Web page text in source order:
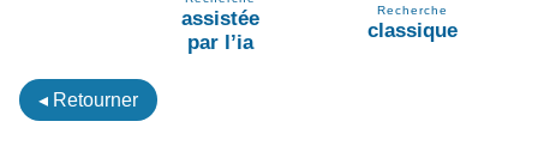
assistée
par l’ia
Recherche
classique
◂ Retourner